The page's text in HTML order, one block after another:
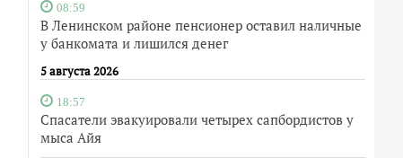
08:59
В Ленинском районе пенсионер оставил наличные
у банкомата и лишился денег
5 августа 2026
18:57
Спасатели эвакуировали четырех сапбордистов у
мыса Айя